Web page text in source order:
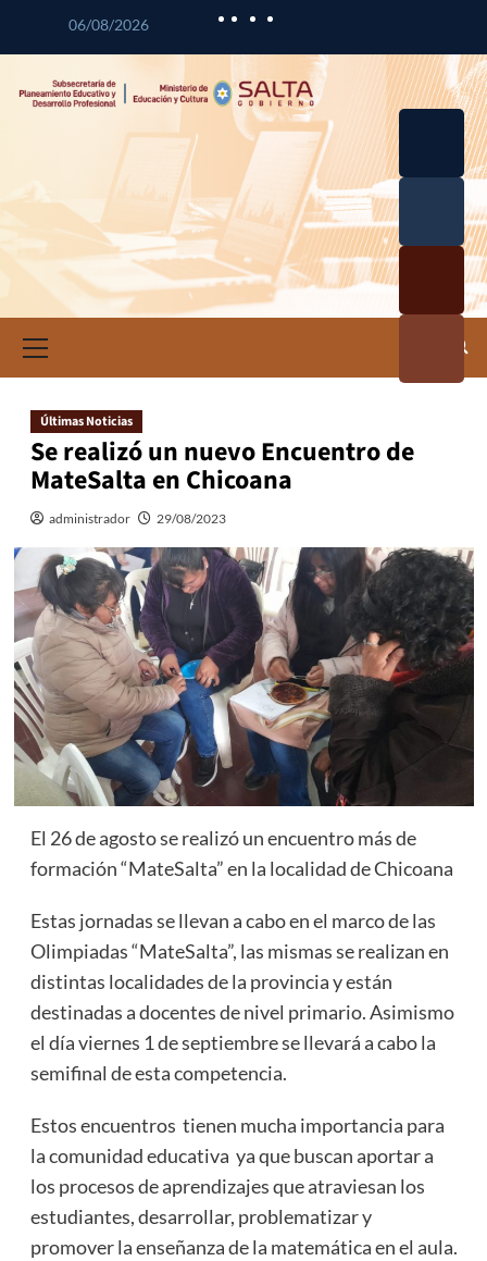
06/08/2026
Últimas Noticias
Se realizó un nuevo Encuentro de
MateSalta en Chicoana
administrador 29/08/2023
El 26 de agosto se realizó un encuentro más de
formación “MateSalta” en la localidad de Chicoana
Estas jornadas se llevan a cabo en el marco de las
Olimpiadas “MateSalta”, las mismas se realizan en
distintas localidades de la provincia y están
destinadas a docentes de nivel primario. Asimismo
el día viernes 1 de septiembre se llevará a cabo la
semifinal de esta competencia.
Estos encuentros tienen mucha importancia para
la comunidad educativa ya que buscan aportar a
los procesos de aprendizajes que atraviesan los
estudiantes, desarrollar, problematizar y
promover la enseñanza de la matemática en el aula.
Curricul
Profesio
a
Investig
Educativ